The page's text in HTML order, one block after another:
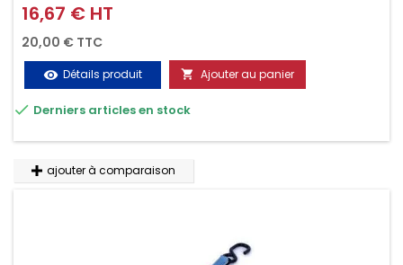
avec crochet deux doigts soudés en J en 2 parties (2.0M +
0.2M / 125daN), simple et rapide d'utilisation. Permet
d'arrimer et de sécuriser vos chargements pendant le
transport. Matière polyester très résistante aux UV et aux
variations de températures, n'absorbe pas l'eau.
Prix
16,67 € HT
20,00 € TTC
visibility Détails produit  Ajouter au panier
 Derniers articles en stock
ajouter à comparaison